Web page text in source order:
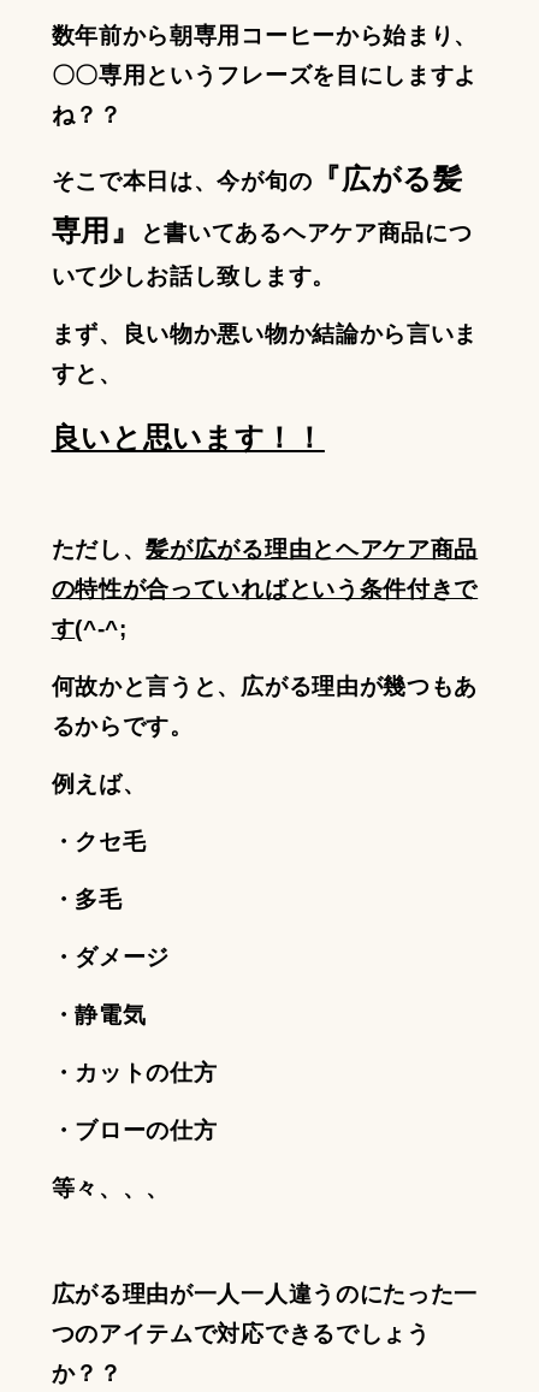
数年前から朝専用コーヒーから始まり、
〇〇専用というフレーズを目にしますよ
ね？？
そこで本日は、今が旬の
『広がる髪
専用』
と書いてあるヘアケア商品につ
いて少しお話し致します。
まず、良い物か悪い物か結論から言いま
すと、
良いと思います！！
ただし、髪が広がる理由とヘアケア商品
の特性が合っていればという条件付きで
す(^-^;
何故かと言うと、広がる理由が幾つもあ
るからです。
例えば、
・クセ毛
・多毛
・ダメージ
・静電気
・カットの仕方
・ブローの仕方
等々、、、
広がる理由が一人一人違うのにたった一
つのアイテムで対応できるでしょう
か？？